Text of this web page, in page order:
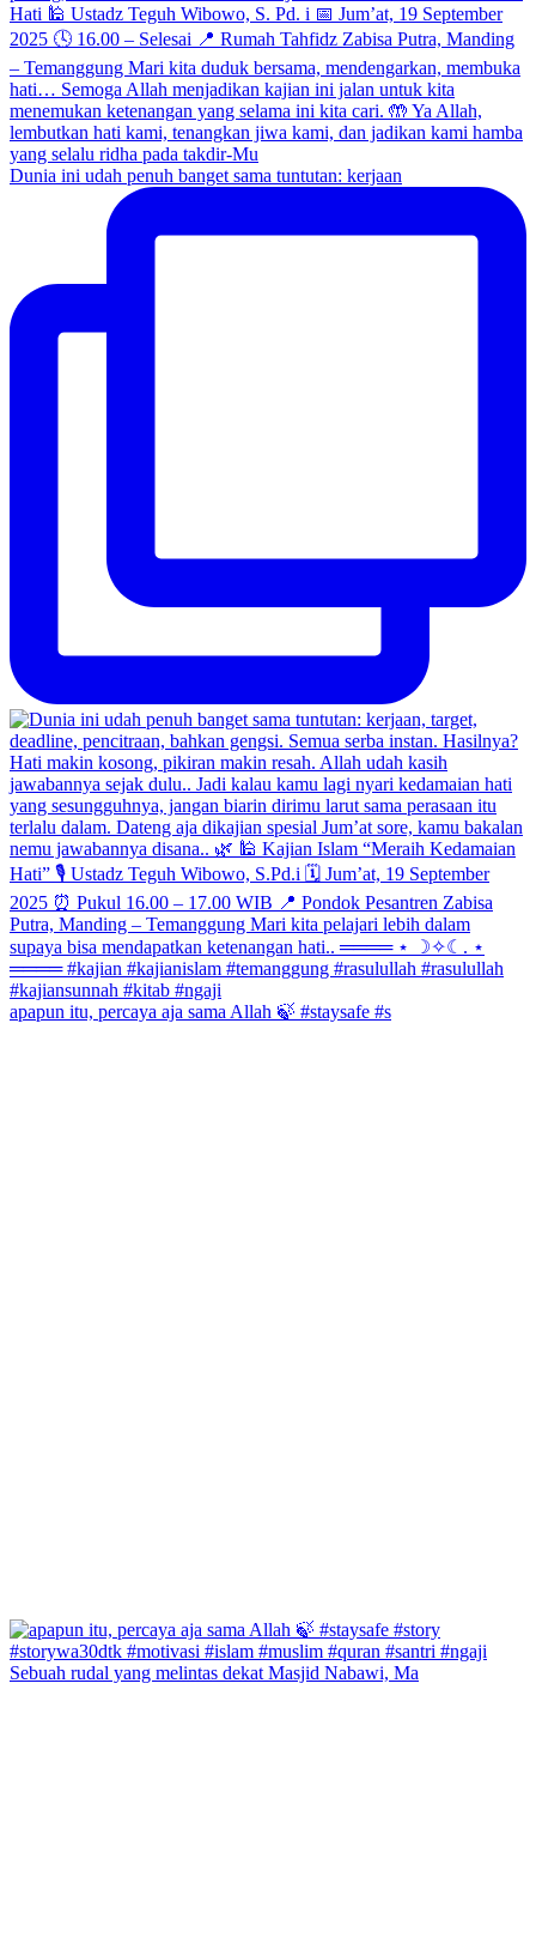
Dunia ini udah penuh banget sama tuntutan: kerjaan
apapun itu, percaya aja sama Allah 🍃 #staysafe #s
Sebuah rudal yang melintas dekat Masjid Nabawi, Ma